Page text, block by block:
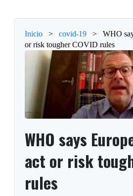
Inicio > covid-19 >
WHO
or risk tougher COVID rules
WHO says
act or risk
rules